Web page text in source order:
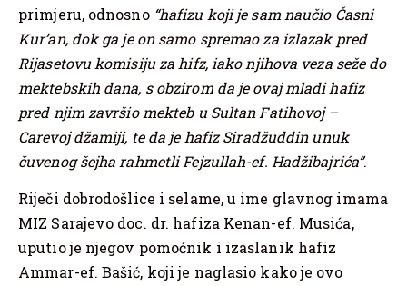
primjeru, odnosno “hafizu koji je sam naučio Časni
Kur’an, dok ga je on samo spremao za izlazak pred
Rijasetovu komisiju za hifz, iako njihova veza seže do
mektebskih dana, s obzirom da je ovaj mladi hafiz
pred njim završio mekteb u Sultan Fatihovoj –
Carevoj džamiji, te da je hafiz Siradžuddin unuk
čuvenog šejha rahmetli Fejzullah-ef. Hadžibajrića”.
Riječi dobrodošlice i selame, u ime glavnog imama
MIZ Sarajevo doc. dr. hafiza Kenan-ef. Musića,
uputio je njegov pomoćnik i izaslanik hafiz
Ammar-ef. Bašić, koji je naglasio kako je ovo